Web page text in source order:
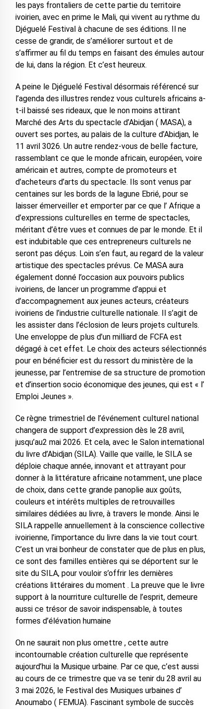
les pays frontaliers de cette partie du territoire
ivoirien, avec en prime le Mali, qui vivent au rythme du
Djéguelé Festival à chacune de ses éditions. Il ne
cesse de grandir, de s’améliorer surtout et de
s’affirmer au fil du temps en faisant des émules autour
de lui, dans la région. Et c’est heureux.
A peine le Djéguelé Festival désormais référencé sur
l’agenda des illustres rendez vous culturels africains a-
t-il baissé ses rideaux, que le non moins attirant
Marché des Arts du spectacle d’Abidjan ( MASA), a
ouvert ses portes, au palais de la culture d’Abidjan, le
11 avril 3026. Un autre rendez-vous de belle facture,
rassemblant ce que le monde africain, européen, voire
américain et autres, compte de promoteurs et
d’acheteurs d’arts du spectacle. Ils sont venus par
centaines sur les bords de la lagune Ebrié, pour se
laisser émerveiller et emporter par ce que l’ Afrique a
d’expressions culturelles en terme de spectacles,
méritant d’être vues et connues de par le monde. Et il
est indubitable que ces entrepreneurs culturels ne
seront pas déçus. Loin s’en faut, au regard de la valeur
artistique des spectacles prévus. Ce MASA aura
également donné l’occasion aux pouvoirs publics
ivoiriens, de lancer un programme d’appui et
d’accompagnement aux jeunes acteurs, créateurs
ivoiriens de l’industrie culturelle nationale. Il s’agit de
les assister dans l’éclosion de leurs projets culturels.
Une enveloppe de plus d’un milliard de FCFA est
dégagé à cet effet. Le choix des acteurs sélectionnés
pour en bénéficier est du ressort du ministère de la
jeunesse, par l’entremise de sa structure de promotion
et d’insertion socio économique des jeunes, qui est « l’
Emploi Jeunes ».
Ce règne trimestriel de l’événement culturel national
changera de support d’expression dès le 28 avril,
jusqu’au2 mai 2026. Et cela, avec le Salon international
du livre d’Abidjan (SILA). Vaille que vaille, le SILA se
déploie chaque année, innovant et attrayant pour
donner à la littérature africaine notamment, une place
de choix, dans cette grande panoplie aux goûts,
couleurs et intérêts multiples de retrouvailles
similaires dédiées au livre, à travers le monde. Ainsi le
SILA rappelle annuellement à la conscience collective
ivoirienne, l’importance du livre dans la vie tout court.
C’est un vrai bonheur de constater que de plus en plus,
ce sont des familles entières qui se déportent sur le
site du SILA, pour vouloir s’offrir les dernières
créations littéraires du moment . La preuve que le livre
support à la nourriture culturelle de l’esprit, demeure
aussi ce trésor de savoir indispensable, à toutes
formes d’élévation humaine
On ne saurait non plus omettre , cette autre
incontournable création culturelle que représente
aujourd’hui la Musique urbaine. Par ce que, c’est aussi
au cours de ce trimestre que va se tenir du 28 avril au
3 mai 2026, le Festival des Musiques urbaines d’
Anoumabo ( FEMUA). Fascinant symbole de succès